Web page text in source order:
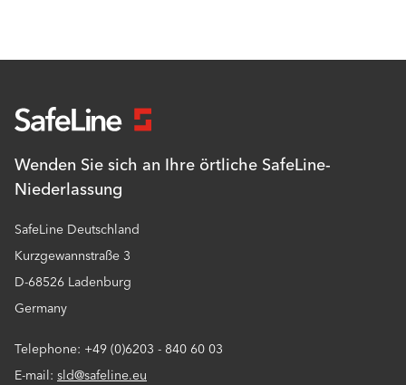
Wenden Sie sich an Ihre örtliche SafeLine-
Niederlassung
SafeLine Deutschland
Kurzgewannstraße 3
D-68526 Ladenburg
Germany
Telephone: +49 (0)6203 - 840 60 03
E-mail: sld@safeline.eu